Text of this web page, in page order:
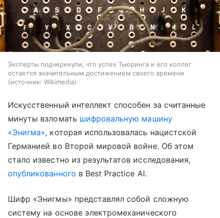
Эксперты подчеркнули, что успех Тьюринга и его коллег
остается значительным достижением своего времени
источник: Wikimedia
Искусственный интеллект способен за считанные
минуты взломать шифровальную машину
«Энигма», которая использовалась нацистской
Германией во Второй мировой войне. Об этом
стало известно из результатов исследования,
опубликованного в Best Practice AI.
Шифр «Энигмы» представлял собой сложную
систему на основе электромеханического